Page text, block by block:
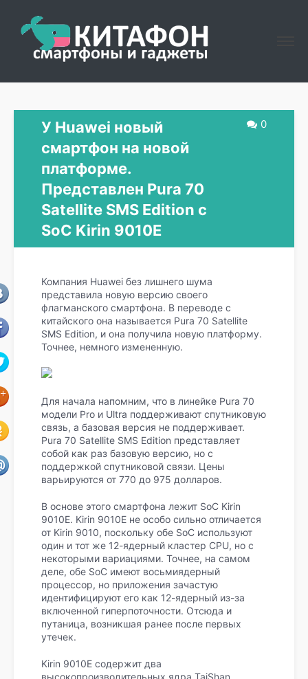
0
У Huawei новый
смартфон на новой
платформе.
Представлен Pura 70
Satellite SMS Edition с
SoC Kirin 9010E
Компания Huawei без лишнего шума
представила новую версию своего
флагманского смартфона. В переводе с
китайского она называется Pura 70 Satellite
SMS Edition, и она получила новую платформу.
Точнее, немного измененную.
Для начала напомним, что в линейке Pura 70
модели Pro и Ultra поддерживают спутниковую
связь, а базовая версия не поддерживает.
Pura 70 Satellite SMS Edition представляет
собой как раз базовую версию, но с
поддержкой спутниковой связи. Цены
варьируются от 770 до 975 долларов.
В основе этого смартфона лежит SoC Kirin
9010E. Kirin 9010E не особо сильно отличается
от Kirin 9010, поскольку обе SoC используют
один и тот же 12-ядерный кластер CPU, но с
некоторыми вариациями. Точнее, на самом
деле, обе SoC имеют восьмиядерный
процессор, но приложения зачастую
идентифицируют его как 12-ядерный из-за
включенной гиперпоточности. Отсюда и
путаница, возникшая ранее после первых
утечек.
Kirin 9010E содержит два
высокопроизводительных ядра TaiShan,